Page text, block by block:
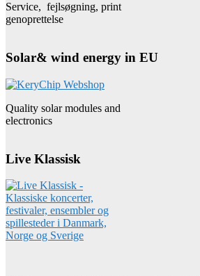
Service, fejlsøgning, print
genoprettelse
Solar& wind energy in EU
Quality solar modules and
electronics
Live Klassisk